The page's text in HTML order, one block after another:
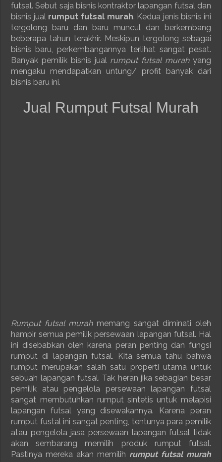
futsal. Sebut saja bisnis kontraktor lapangan futsal dan
bisnis jual rumput futsal murah. Kedua jenis bisnis ini
tergolong baru dan baru muncul dan berkembang
beberapa tahun terakhir. Meskipun tergolong sebagai
bisnis baru, perkembangannya terlihat sangat pesat.
Banyak pemilik bisnis jual rumput futsal murahyang
mengaku mendapatkan untung/ profit banyak dari
bisnis baru ini.
Jual Rumput Futsal Murah
Rumput futsal murahmemang sangat diminati oleh
hampir semua pemilik persewaan lapangan futsal. Hal
ini disebabkan oleh karena peran penting dan fungsi
rumput di lapangan futsal. Kita semua tahu bahwa
rumput merupakan salah satu properti utama untuk
sebuah lapangan futsal. Tak heran jika sebagian besar
pemilik atau pengelola persewaan lapangan futsal
sangat membutuhkan rumput sintetis untuk melapisi
lapangan futsal yang disewakannya. Karena peran
rumput fustal ini sangat penting, tentunya para pemilik
atau pengelola jasa persewaan lapangan futsal tidak
akan sembarang memilih produk rumput futsal.
Pastinya mereka akan memilih rumput futsal murah